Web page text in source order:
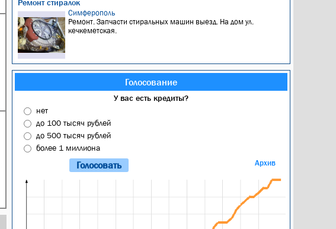
Ремонт стиралок
Симферополь
Ремонт. Запчасти стиральных машин выезд. На дом ул.
кечкеметская.
Голосование
У вас есть кредиты?
нет
до 100 тысяч рублей
до 500 тысяч рублей
более 1 миллиона
Архив